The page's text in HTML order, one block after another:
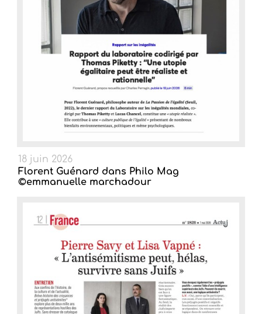
18 juin 2026
Florent Guénard dans Philo Mag
©emmanuelle marchadour